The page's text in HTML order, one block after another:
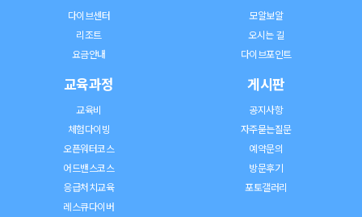
다이브센터
리조트
요금안내
모알보알
오시는 길
다이브포인트
교육과정
교육비
체험다이빙
오픈워터코스
어드밴스코스
응급처치교육
레스큐다이버
게시판
공지사항
자주묻는질문
예약문의
방문후기
포토갤러리